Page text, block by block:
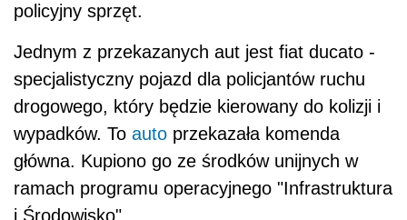
policyjny sprzęt.
Jednym z przekazanych aut jest fiat ducato -
specjalistyczny pojazd dla policjantów ruchu
drogowego, który będzie kierowany do kolizji i
wypadków. To auto przekazała komenda
główna. Kupiono go ze środków unijnych w
ramach programu operacyjnego "Infrastruktura
i Środowisko".